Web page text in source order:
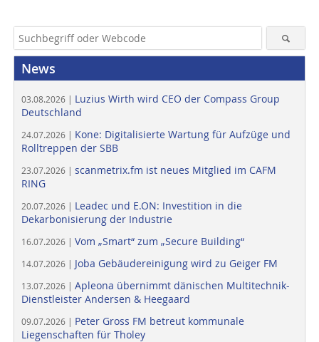
News
03.08.2026 | Luzius Wirth wird CEO der Compass Group
Deutschland
24.07.2026 | Kone: Digitalisierte Wartung für Aufzüge und
Rolltreppen der SBB
23.07.2026 | scanmetrix.fm ist neues Mitglied im CAFM
RING
20.07.2026 | Leadec und E.ON: Investition in die
Dekarbonisierung der Industrie
16.07.2026 | Vom „Smart“ zum „Secure Building“
14.07.2026 | Joba Gebäudereinigung wird zu Geiger FM
13.07.2026 | Apleona übernimmt dänischen Multitechnik-
Dienstleister Andersen & Heegaard
09.07.2026 | Peter Gross FM betreut kommunale
Liegenschaften für Tholey